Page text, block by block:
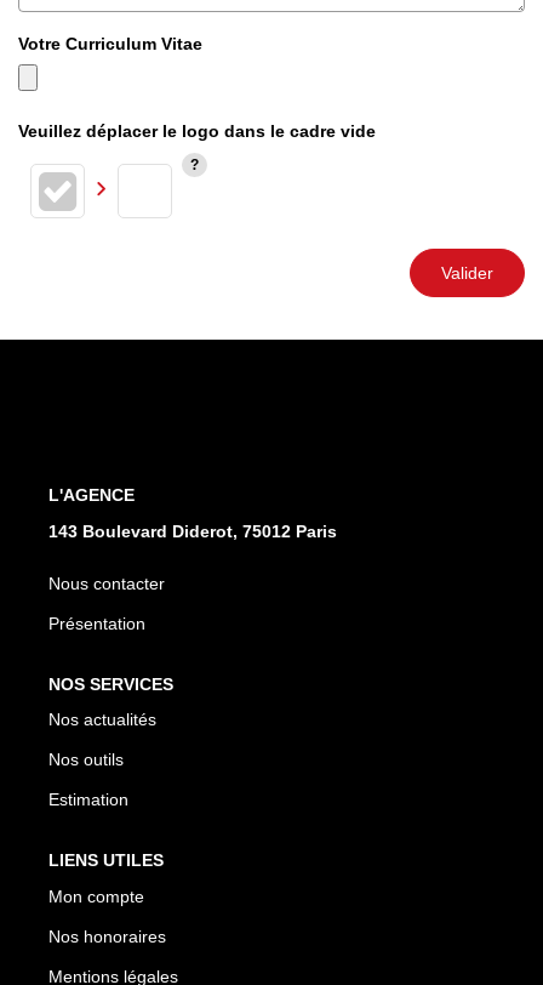
Votre Curriculum Vitae
Veuillez déplacer le logo dans le cadre vide
Valider
L'AGENCE
143 Boulevard Diderot, 75012 Paris
Nous contacter
Présentation
NOS SERVICES
Nos actualités
Nos outils
Estimation
LIENS UTILES
Mon compte
Nos honoraires
Mentions légales